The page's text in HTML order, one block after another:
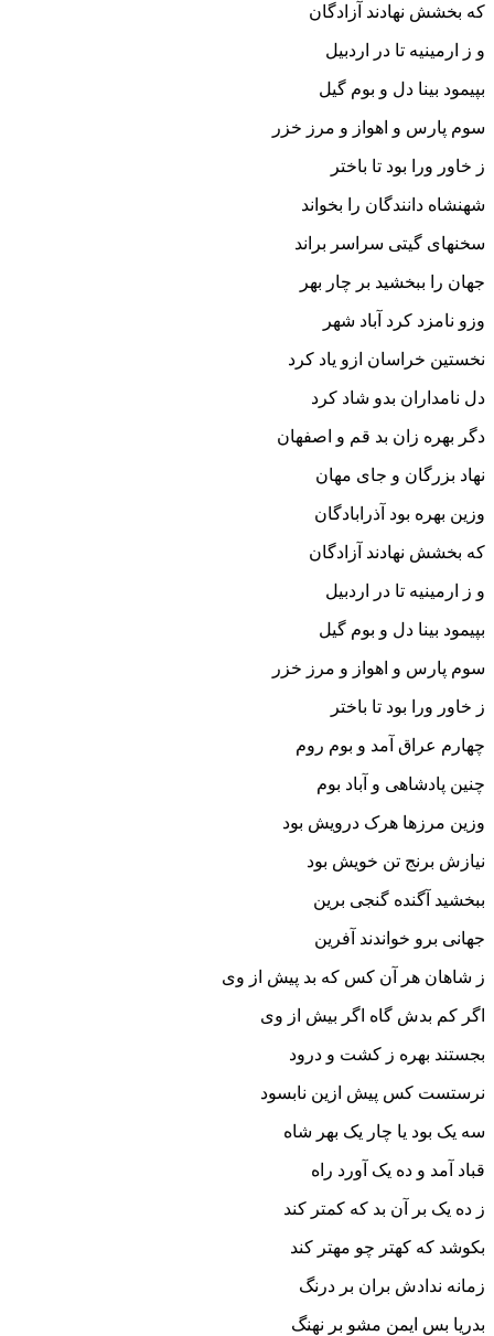
که بخشش نهادند آزادگان‏
و ز ارمینیه تا در اردبیل
بپیمود بینا دل و بوم گیل‏
سوم پارس و اهواز و مرز خزر
ز خاور ورا بود تا باختر
شهنشاه دانندگان را بخواند
سخنهاى گیتى سراسر براند
جهان را ببخشید بر چار بهر
وزو نامزد کرد آباد شهر
نخستین خراسان ازو یاد کرد
دل نامداران بدو شاد کرد
دگر بهره زان بد قم و اصفهان
نهاد بزرگان و جاى مهان‏
وزین بهره بود آذرابادگان
که بخشش نهادند آزادگان‏
و ز ارمینیه تا در اردبیل
بپیمود بینا دل و بوم گیل‏
سوم پارس و اهواز و مرز خزر
ز خاور ورا بود تا باختر
چهارم عراق آمد و بوم روم
چنین پادشاهى و آباد بوم‏
وزین مرزها هرک درویش بود
نیازش برنج تن خویش بود
ببخشید آگنده گنجى برین
جهانى برو خواندند آفرین‏
ز شاهان هر آن کس که بد پیش از وى
اگر کم بدش گاه اگر بیش از وى‏
بجستند بهره ز کشت و درود
نرستست کس پیش ازین نابسود
سه یک بود یا چار یک بهر شاه
قباد آمد و ده یک آورد راه‏
ز ده یک بر آن بد که کمتر کند
بکوشد که کهتر چو مهتر کند
زمانه ندادش بران بر درنگ
بدریا بس ایمن مشو بر نهنگ‏